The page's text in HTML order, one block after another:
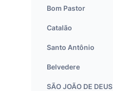
Bom Pastor
Catalão
Santo Antônio
Belvedere
SÃO JOÃO DE DEUS